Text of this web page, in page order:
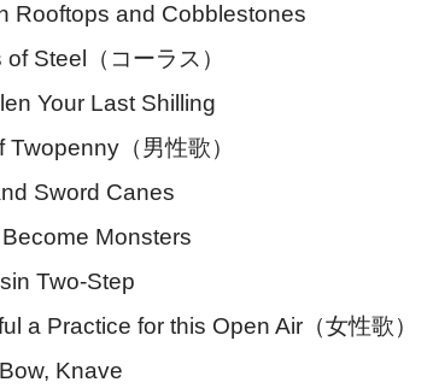
Rooftops and Cobblestones
Steel（コーラス）
Your Last Shilling
（男性歌）
Sword Canes
Monsters
Two-Step
a Practice for this Open Air（女性歌）
Knave